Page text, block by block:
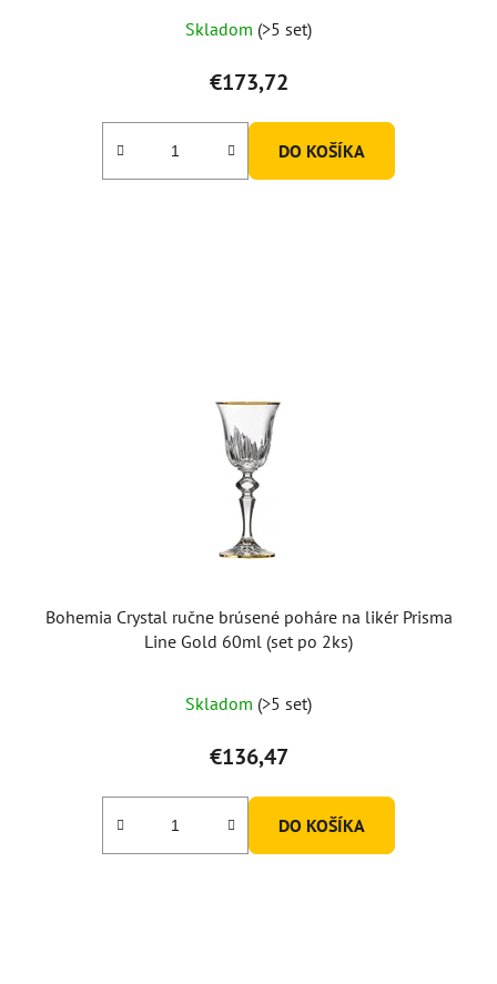
Skladom (>5 set)
€173,72
DO KOŠÍKA
Bohemia Crystal ručne brúsené poháre na likér Prisma
Line Gold 60ml (set po 2ks)
Skladom (>5 set)
€136,47
DO KOŠÍKA